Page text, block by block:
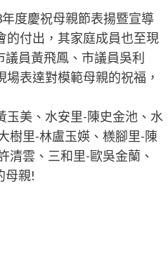
度慶祝母親節表揚暨宣導
的付出，其家庭成員也至現
員黃飛鳳、市議員吳利
表達對模範母親的祝福，
玉美、水安里-陳史金池、水
樹里-林盧玉媖、檨腳里-陳
清雲、三和里-歐吳金蘭、
母親!